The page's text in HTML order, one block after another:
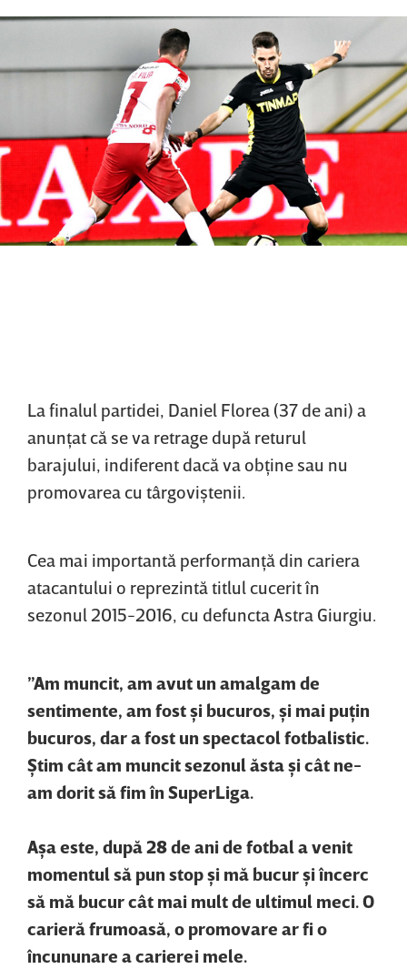
La finalul partidei, Daniel Florea (37 de ani) a
anunţat că se va retrage după returul
barajului, indiferent dacă va obţine sau nu
promovarea cu târgoviştenii.
Cea mai importantă performanţă din cariera
atacantului o reprezintă titlul cucerit în
sezonul 2015-2016, cu defuncta Astra Giurgiu.
”Am muncit, am avut un amalgam de
sentimente, am fost şi bucuros, şi mai puţin
bucuros, dar a fost un spectacol fotbalistic.
Ştim cât am muncit sezonul ăsta şi cât ne-
am dorit să fim în SuperLiga.
Aşa este, după 28 de ani de fotbal a venit
momentul să pun stop şi mă bucur şi încerc
să mă bucur cât mai mult de ultimul meci. O
carieră frumoasă, o promovare ar fi o
încununare a carierei mele.